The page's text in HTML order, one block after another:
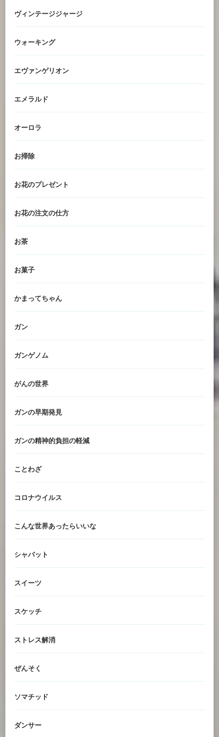
ヴィンテージジャージ
ウォーキング
エヴァンゲリオン
エメラルド
オーロラ
お掃除
お花のプレゼント
お花の注文の仕方
お茶
お菓子
かまってちゃん
ガン
ガンゲノム
がんの世界
ガンの早期発見
ガンの精神的負担の軽減
ことわざ
コロナウイルス
こんな世界あったらいいな
シャバット
スイーツ
スケッチ
ストレス解消
ぜんそく
ソマチッド
ダンサー